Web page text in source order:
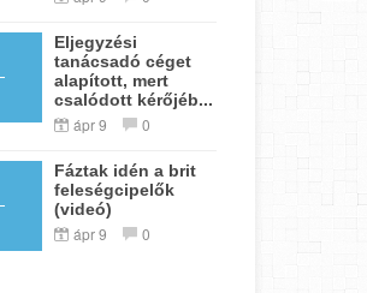
Eljegyzési
tanácsadó céget
alapított, mert
csalódott kérőjéb...
ápr 9 0
Fáztak idén a brit
feleségcipelők
(videó)
ápr 9 0